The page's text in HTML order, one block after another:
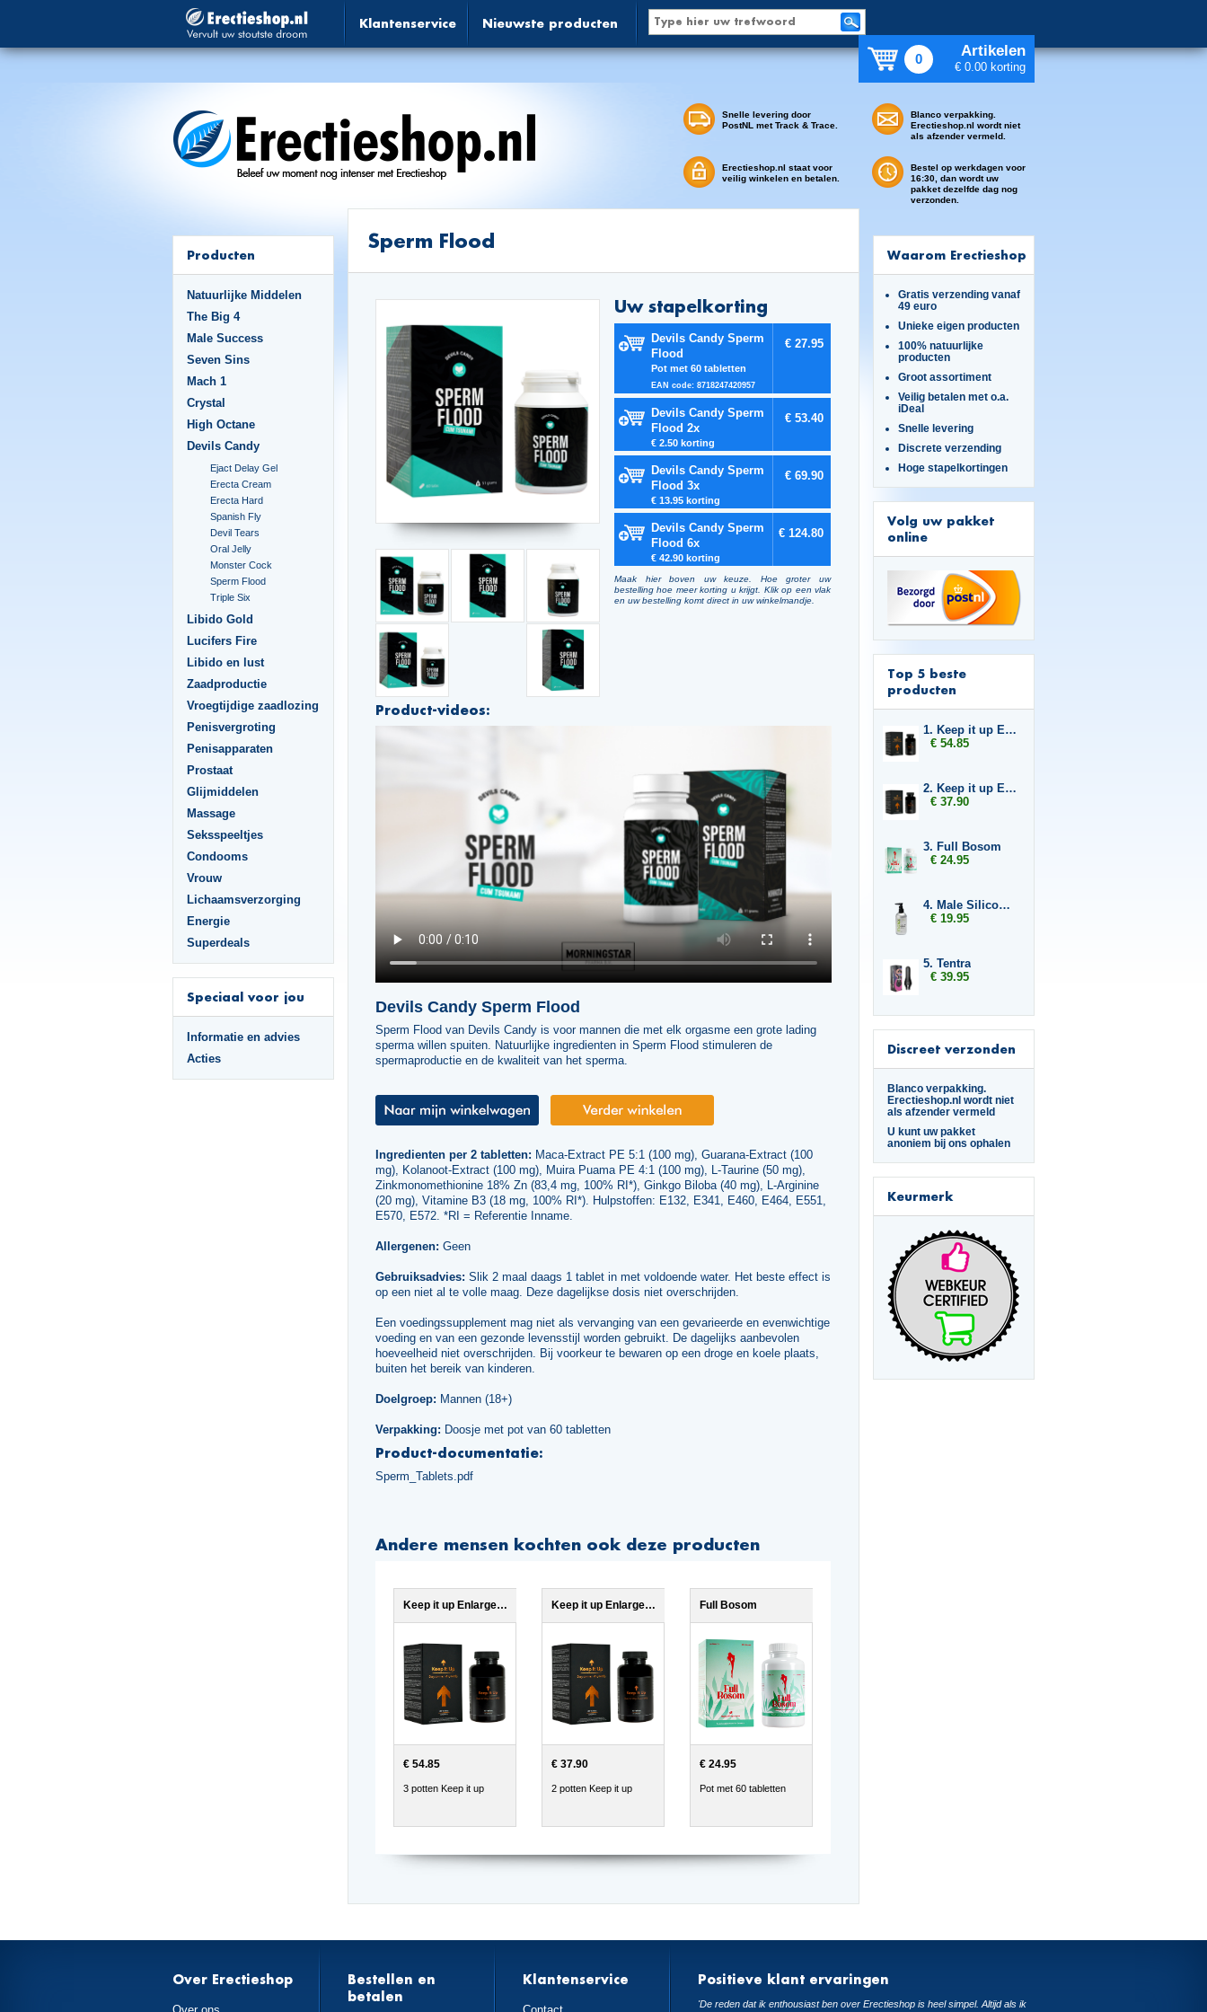
Klantenservice Nieuwste producten
0 Artikelen
€ 0.00 korting
Snelle levering door
PostNL met Track & Trace.
Erectieshop.nl staat voor
veilig winkelen en betalen.
Blanco verpakking.
Erectieshop.nl wordt niet
als afzender vermeld.
Bestel op werkdagen voor
16:30, dan wordt uw
pakket dezelfde dag nog
verzonden.
Producten
Natuurlijke Middelen
The Big 4
Male Success
Seven Sins
Mach 1
Crystal
High Octane
Devils Candy
Ejact Delay Gel
Erecta Cream
Erecta Hard
Spanish Fly
Devil Tears
Oral Jelly
Monster Cock
Sperm Flood
Triple Six
Libido Gold
Lucifers Fire
Libido en lust
Zaadproductie
Vroegtijdige zaadlozing
Penisvergroting
Penisapparaten
Prostaat
Glijmiddelen
Massage
Seksspeeltjes
Condooms
Vrouw
Lichaamsverzorging
Energie
Superdeals
Speciaal voor jou
Informatie en advies
Acties
Sperm Flood
Uw stapelkorting
Devils Candy Sperm
Flood
Pot met 60 tabletten
EAN code: 8718247420957
€ 27.95
Devils Candy Sperm
Flood 2x
€ 2.50 korting
€ 53.40
Devils Candy Sperm
Flood 3x
€ 13.95 korting
€ 69.90
Devils Candy Sperm
Flood 6x
€ 42.90 korting
€ 124.80
Maak hier boven uw keuze. Hoe groter uw
bestelling hoe meer korting u krijgt. Klik op een vlak
en uw bestelling komt direct in uw winkelmandje.
Product-videos:
Devils Candy Sperm Flood
Sperm Flood van Devils Candy is voor mannen die met elk orgasme een grote lading
sperma willen spuiten. Natuurlijke ingredienten in Sperm Flood stimuleren de
spermaproductie en de kwaliteit van het sperma.
Ingredienten per 2 tabletten: Maca-Extract PE 5:1 (100 mg), Guarana-Extract (100
mg), Kolanoot-Extract (100 mg), Muira Puama PE 4:1 (100 mg), L-Taurine (50 mg),
Zinkmonomethionine 18% Zn (83,4 mg, 100% RI*), Ginkgo Biloba (40 mg), L-Arginine
(20 mg), Vitamine B3 (18 mg, 100% RI*). Hulpstoffen: E132, E341, E460, E464, E551,
E570, E572. *RI = Referentie Inname.
Allergenen: Geen
Gebruiksadvies: Slik 2 maal daags 1 tablet in met voldoende water. Het beste effect is
op een niet al te volle maag. Deze dagelijkse dosis niet overschrijden.
Een voedingssupplement mag niet als vervanging van een gevarieerde en evenwichtige
voeding en van een gezonde levensstijl worden gebruikt. De dagelijks aanbevolen
hoeveelheid niet overschrijden. Bij voorkeur te bewaren op een droge en koele plaats,
buiten het bereik van kinderen.
Doelgroep: Mannen (18+)
Verpakking: Doosje met pot van 60 tabletten
Product-documentatie:
Sperm_Tablets.pdf
Andere mensen kochten ook deze producten
Keep it up Enlargement 3x
€ 54.85
3 potten Keep it up
Keep it up Enlargement 2x
€ 37.90
2 potten Keep it up
Full Bosom
€ 24.95
Pot met 60 tabletten
Waarom Erectieshop
Gratis verzending vanaf
49 euro
Unieke eigen producten
100% natuurlijke
producten
Groot assortiment
Veilig betalen met o.a.
iDeal
Snelle levering
Discrete verzending
Hoge stapelkortingen
Volg uw pakket
online
Top 5 beste
producten
1. Keep it up Enlargement 3x
€ 54.85
2. Keep it up Enlargement 2x
€ 37.90
3. Full Bosom
€ 24.95
4. Male Silicone Based 250ml
€ 19.95
5. Tentra
€ 39.95
Discreet verzonden
Blanco verpakking.
Erectieshop.nl wordt niet
als afzender vermeld
U kunt uw pakket
anoniem bij ons ophalen
Keurmerk
Over Erectieshop
Bestellen en
betalen
Klantenservice Positieve klant ervaringen
'De reden dat ik enthousiast ben over Erectieshop is heel simpel. Altijd als ik